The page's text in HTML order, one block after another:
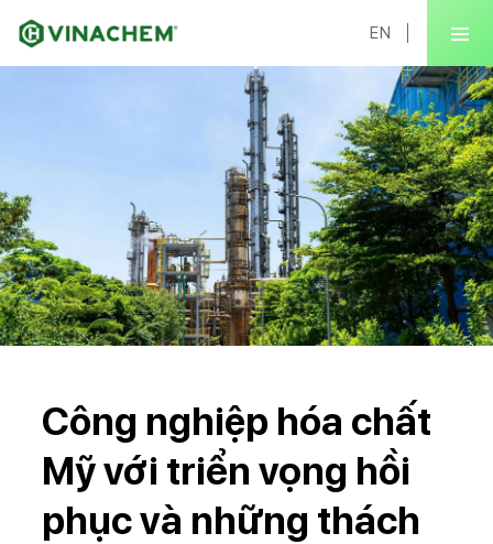
EN
Công nghiệp hóa chất
Mỹ với triển vọng hồi
phục và những thách